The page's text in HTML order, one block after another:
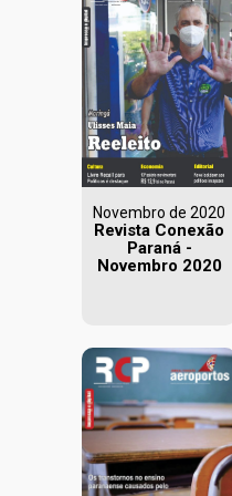
Novembro de 2020
Revista Conexão
Paraná -
Novembro 2020